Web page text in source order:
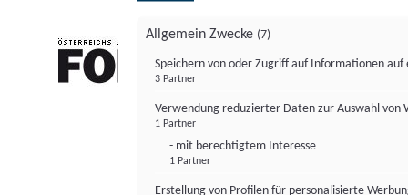
Allgemein Zwecke (7)
Speichern von oder Zugriff auf Informationen auf
3 Partner
Verwendung reduzierter Daten zur Auswahl von
1 Partner
- mit berechtigtem Interesse
1 Partner
Erstellung von Profilen für personalisierte
FONDS professionell